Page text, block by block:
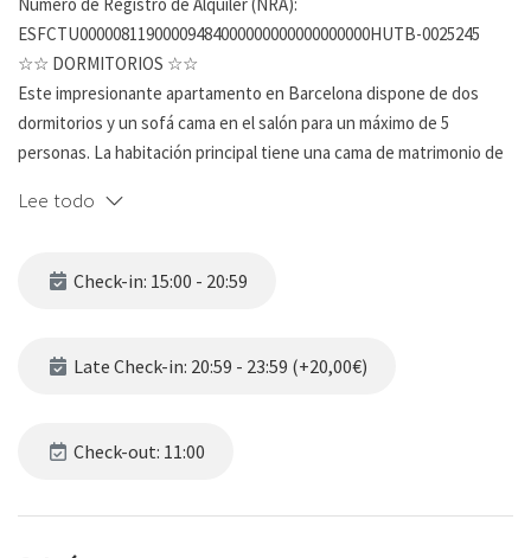
ESFCTU00000811900009484000000000000000000HUTB-0025245
☆☆ DORMITORIOS ☆☆
Este impresionante apartamento en Barcelona dispone de dos
dormitorios y un sofá cama en el salón para un máximo de 5
personas. La habitación principal tiene una cama de matrimonio de
contemporáneo, la otra habitación tiene equipada dos camas
características de la madera de Barcelona combinada con mobiliario
hermosa ciudad.
Esta espaciosa unidad tiene un baño completo y está muy lejos de
Lee todo
Check-in: 15:00 - 20:59
Late Check-in: 20:59 - 23:59 (+20,00€)
Check-out: 11:00